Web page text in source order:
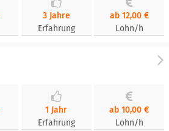
3 Jahre
Erfahrung
ab 12,00 €
Lohn/h
1 Jahr
Erfahrung
ab 10,00 €
Lohn/h